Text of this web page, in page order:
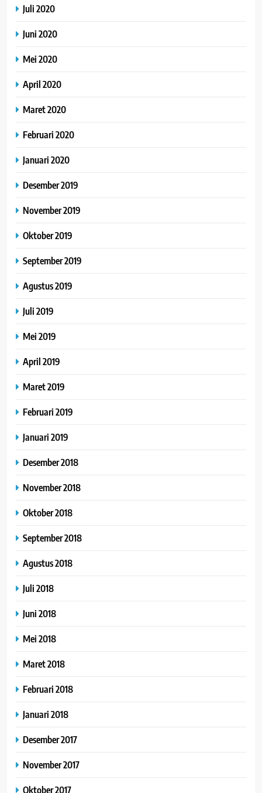
Juli 2020
Juni 2020
Mei 2020
April 2020
Maret 2020
Februari 2020
Januari 2020
Desember 2019
November 2019
Oktober 2019
September 2019
Agustus 2019
Juli 2019
Mei 2019
April 2019
Maret 2019
Februari 2019
Januari 2019
Desember 2018
November 2018
Oktober 2018
September 2018
Agustus 2018
Juli 2018
Juni 2018
Mei 2018
Maret 2018
Februari 2018
Januari 2018
Desember 2017
November 2017
Oktober 2017